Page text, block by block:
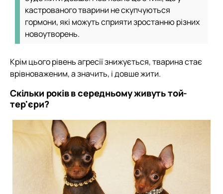
кастрованого тварини не скупчуються
гормони, які можуть сприяти зростанню різних
новоутворень.
Крім цього рівень агресії знижується, тварина стає
врівноваженим, а значить, і довше жити.
Скільки років в середньому живуть той-
тер'єри?